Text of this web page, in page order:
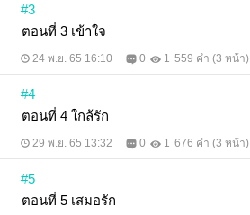
#3
ตอนที่ 3 เข้าใจ
24 พ.ย. 65 16:10 0 1 559 คำ (3 หน้า)
#4
ตอนที่ 4 ใกล้รัก
29 พ.ย. 65 13:32 0 1 676 คำ (3 หน้า)
#5
ตอนที่ 5 เสมอรัก